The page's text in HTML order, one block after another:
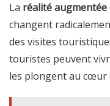
La réalité augmentée
changent
des visites
touristes peuvent
les plongent au cœur